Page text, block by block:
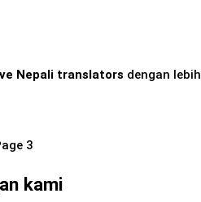
Nepali translators dengan lebih
kami